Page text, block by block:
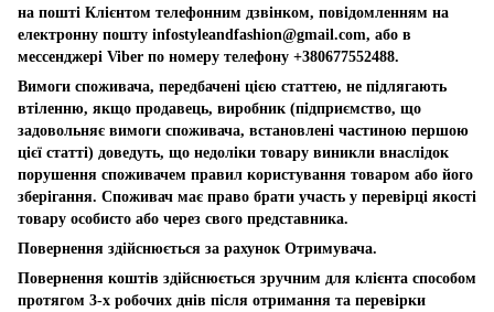
на пошті Клієнтом телефонним дзвінком, повідомленням на
електронну пошту infostyleandfashion@gmail.com, або в
мессенджері Viber по номеру телефону +380677552488.
Вимоги споживача, передбачені цією статтею, не підлягають
втіленню, якщо продавець, виробник (підприємство, що
задовольняє вимоги споживача, встановлені частиною першою
цієї статті) доведуть, що недоліки товару виникли внаслідок
порушення споживачем правил користування товаром або його
зберігання. Споживач має право брати участь у перевірці якості
товару особисто або через свого представника.
Повернення здійснюється за рахунок Отримувача.
Повернення коштів здійснюється зручним для клієнта способом
протягом 3-х робочих днів після отримання та перевірки